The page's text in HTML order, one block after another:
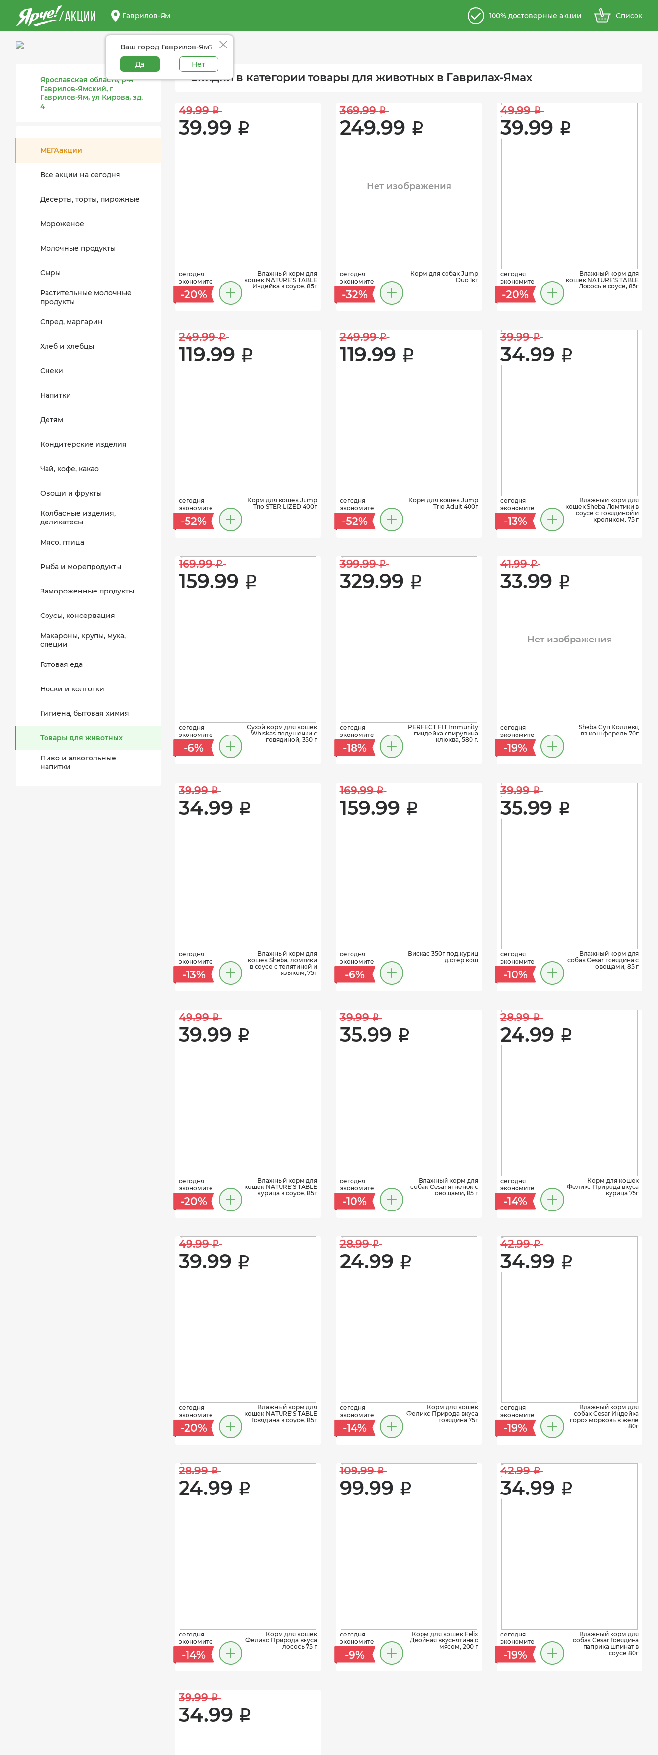
/АКЦИИ Гаврилов-Ям
Ваш город Гаврилов-Ям?
Да
Нет
100% достоверные акции Список
Ярославская область, р-н
Гаврилов-Ямский, г
Гаврилов-Ям, ул Кирова, зд.
4
МЕГАакции
Все акции на сегодня
Десерты, торты, пирожные
Мороженое
Молочные продукты
Сыры
Растительные молочные
продукты
Спред, маргарин
Хлеб и хлебцы
Снеки
Напитки
Детям
Кондитерские изделия
Чай, кофе, какао
Овощи и фрукты
Колбасные изделия,
деликатесы
Мясо, птица
Рыба и морепродукты
Замороженные продукты
Соусы, консервация
Макароны, крупы, мука,
специи
Готовая еда
Носки и колготки
Гигиена, бытовая химия
Товары для животных
Пиво и алкогольные
напитки
Скидки в категории товары для животных в Гаврилах-Ямах
49.99 i
39.99 i
сегодня
экономите
-20%
Влажный корм для
кошек NATURE'S TABLE
Индейка в соусе, 85г
369.99 i
249.99 i
Нет изображения
сегодня
экономите
-32%
Корм для собак Jump
Duo 1кг
49.99 i
39.99 i
сегодня
экономите
-20%
Влажный корм для
кошек NATURE'S TABLE
Лосось в соусе, 85г
249.99 i
119.99 i
сегодня
экономите
-52%
Корм для кошек Jump
Trio STERILIZED 400г
249.99 i
119.99 i
сегодня
экономите
-52%
Корм для кошек Jump
Trio Adult 400г
39.99 i
34.99 i
сегодня
экономите
-13%
Влажный корм для
кошек Sheba Ломтики в
соусе с говядиной и
кроликом, 75 г
169.99 i
159.99 i
сегодня
экономите
-6%
Сухой корм для кошек
Whiskas подушечки с
говядиной, 350 г
399.99 i
329.99 i
сегодня
экономите
-18%
PERFECT FIT Immunity
гиндейка спирулина
клюква, 580 г.
41.99 i
33.99 i
Нет изображения
сегодня
экономите
-19%
Sheba Суп Коллекц
вз.кош форель 70г
39.99 i
34.99 i
сегодня
экономите
-13%
Влажный корм для
кошек Sheba, ломтики
в соусе с телятиной и
языком, 75г
169.99 i
159.99 i
сегодня
экономите
-6%
Вискас 350г под.куриц
д.стер кош
39.99 i
35.99 i
сегодня
экономите
-10%
Влажный корм для
собак Cesar говядина с
овощами, 85 г
49.99 i
39.99 i
сегодня
экономите
-20%
Влажный корм для
кошек NATURE'S TABLE
курица в соусе, 85г
39.99 i
35.99 i
сегодня
экономите
-10%
Влажный корм для
собак Cesar ягненок с
овощами, 85 г
28.99 i
24.99 i
сегодня
экономите
-14%
Корм для кошек
Феликс Природа вкуса
курица 75г
49.99 i
39.99 i
сегодня
экономите
-20%
Влажный корм для
кошек NATURE'S TABLE
Говядина в соусе, 85г
28.99 i
24.99 i
сегодня
экономите
-14%
Корм для кошек
Феликс Природа вкуса
говядина 75г
42.99 i
34.99 i
сегодня
экономите
-19%
Влажный корм для
собак Cesar Индейка
горох морковь в желе
80г
28.99 i
24.99 i
сегодня
экономите
-14%
Корм для кошек
Феликс Природа вкуса
лосось 75 г
109.99 i
99.99 i
сегодня
экономите
-9%
Корм для кошек Felix
Двойная вкуснятина с
мясом, 200 г
42.99 i
34.99 i
сегодня
экономите
-19%
Влажный корм для
собак Cesar Говядина
паприка шпинат в
соусе 80г
39.99 i
34.99 i